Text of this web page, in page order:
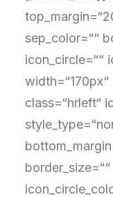
sep_color=““
icon_circle=““
width=“170px“
class=“hrleft“